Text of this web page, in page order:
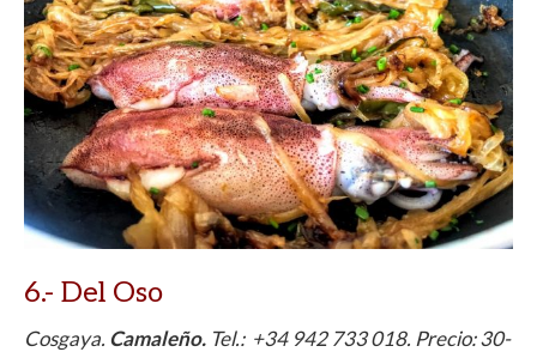
6.- Del Oso
Cosgaya. Camaleño. Tel.: +34 942 733 018. Precio: 30-